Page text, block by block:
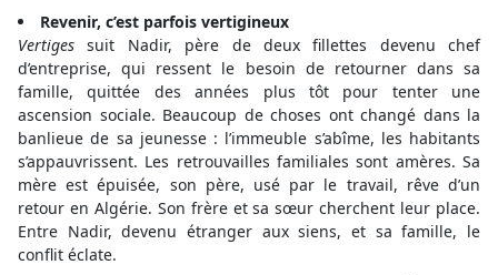
Revenir, c’est parfois vertigineux
Vertiges suit Nadir, père de deux fillettes devenu chef
d’entreprise, qui ressent le besoin de retourner dans sa
famille, quittée des années plus tôt pour tenter une
ascension sociale. Beaucoup de choses ont changé dans la
banlieue de sa jeunesse : l’immeuble s’abîme, les habitants
s’appauvrissent. Les retrouvailles familiales sont amères. Sa
mère est épuisée, son père, usé par le travail, rêve d’un
retour en Algérie. Son frère et sa sœur cherchent leur place.
Entre Nadir, devenu étranger aux siens, et sa famille, le
conflit éclate.